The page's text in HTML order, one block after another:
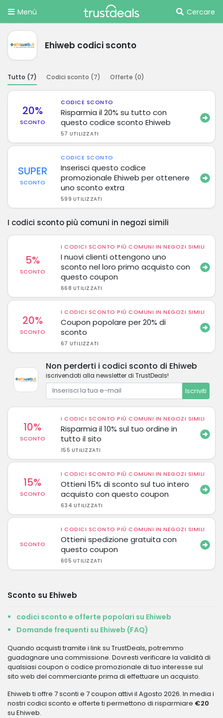
Menù Cercare
Ehiweb codici sconto
Tutto (7) Codici sconto (7) Offerte (0)
20%
SCONTO
CODICE SCONTO
Risparmia il 20% su tutto con
questo codice sconto Ehiweb
57 UTILIZZATI
SUPER
SCONTO
CODICE SCONTO
Inserisci questo codice
promozionale Ehiweb per ottenere
uno sconto extra
599 UTILIZZATI
I codici sconto più comuni in negozi simili
5%
SCONTO
I CODICI SCONTO PIÙ COMUNI IN NEGOZI SIMILI
I nuovi clienti ottengono uno
sconto nel loro primo acquisto con
questo coupon
668 UTILIZZATI
20%
SCONTO
I CODICI SCONTO PIÙ COMUNI IN NEGOZI SIMILI
Coupon popolare per 20% di
sconto
67 UTILIZZATI
Non perderti i codici sconto di Ehiweb
iscrivendoti alla newsletter di TrustDeals!
Iscriviti
10%
SCONTO
I CODICI SCONTO PIÙ COMUNI IN NEGOZI SIMILI
Risparmia il 10% sul tuo ordine in
tutto il sito
155 UTILIZZATI
15%
SCONTO
I CODICI SCONTO PIÙ COMUNI IN NEGOZI SIMILI
Ottieni 15% di sconto sul tuo intero
acquisto con questo coupon
634 UTILIZZATI
SCONTO
I CODICI SCONTO PIÙ COMUNI IN NEGOZI SIMILI
Ottieni spedizione gratuita con
questo coupon
605 UTILIZZATI
Sconto su Ehiweb
codici sconto e offerte popolari su Ehiweb
Domande frequenti su Ehiweb (FAQ)
Quando acquisti tramite i link su TrustDeals, potremmo
guadagnare una commissione. Dovresti verificare la validità di
qualsiasi coupon o codice promozionale di tuo interesse sul
sito web del commerciante prima di effettuare un acquisto.
Ehiweb ti offre 7 sconti e 7 coupon attivi il Agosto 2026. In media i
nostri codici sconto e offerte ti permettono di risparmiare €20
su Ehiweb.